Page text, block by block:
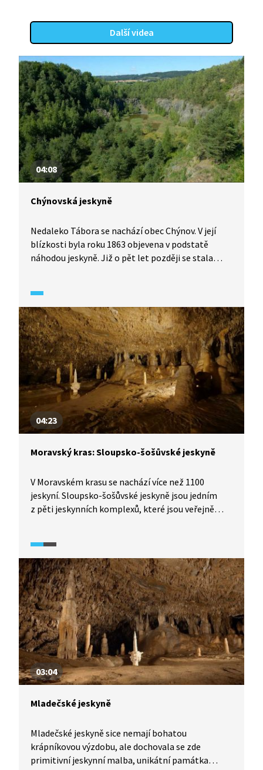
Další videa
04:08
Chýnovská jeskyně
Nedaleko Tábora se nachází obec Chýnov. V její
blízkosti byla roku 1863 objevena v podstatě
náhodou jeskyně. Již o pět let později se stala
krápníkovou výzdobu, ale na obrovskou barevnou
bohatost vápenců.
04:23
Moravský kras: Sloupsko-šošůvské jeskyně
V Moravském krasu se nachází více než 1100
jeskyní. Sloupsko-šošůvské jeskyně jsou jedním
z pěti jeskynních komplexů, které jsou veřejně
jeskyní slouží jako zimoviště netopýrů, proto
nejsou v tomto ročním období otevřené. Naopak
Šošůvské jeskyně je možné navštívit celoročně.
03:04
Mladečské jeskyně
Mladečské jeskyně sice nemají bohatou
krápníkovou výzdobu, ale dochovala se zde
primitivní jeskynní malba, unikátní památka